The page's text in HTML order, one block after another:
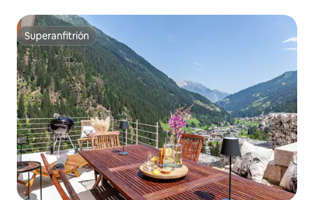
Superanfitrión
Superanfitrión